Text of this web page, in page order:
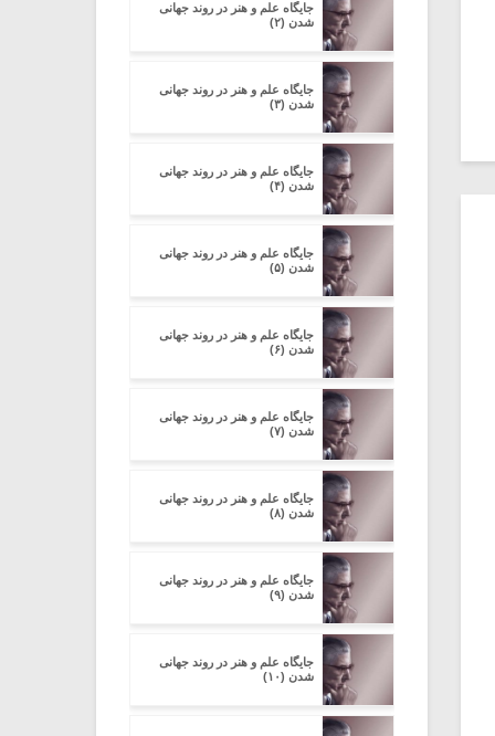
جایگاه علم و هنر در روند جهانی
شدن (۲)
جایگاه علم و هنر در روند جهانی
شدن (۳)
جایگاه علم و هنر در روند جهانی
شدن (۴)
جایگاه علم و هنر در روند جهانی
شدن (۵)
جایگاه علم و هنر در روند جهانی
شدن (۶)
جایگاه علم و هنر در روند جهانی
شدن (۷)
جایگاه علم و هنر در روند جهانی
شدن (۸)
جایگاه علم و هنر در روند جهانی
شدن (۹)
جایگاه علم و هنر در روند جهانی
شدن (۱۰)